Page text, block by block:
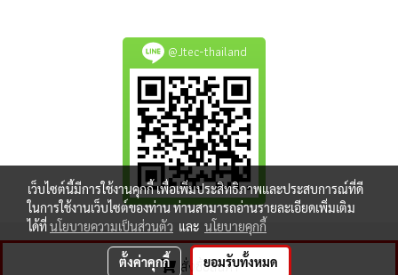
สั่งซื้อสินค้า
@Jtec-thailand
เว็บไซต์นี้มีการใช้งานคุกกี้ เพื่อเพิ่มประสิทธิภาพและประสบการณ์ที่ดี
ในการใช้งานเว็บไซต์ของท่าน ท่านสามารถอ่านรายละเอียดเพิ่มเติม
ได้ที่นโยบายความเป็นส่วนตัว และ นโยบายคุกกี้
ตั้งค่าคุกกี้ ยอมรับทั้งหมด